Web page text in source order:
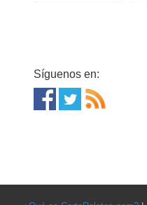
Síguenos en: